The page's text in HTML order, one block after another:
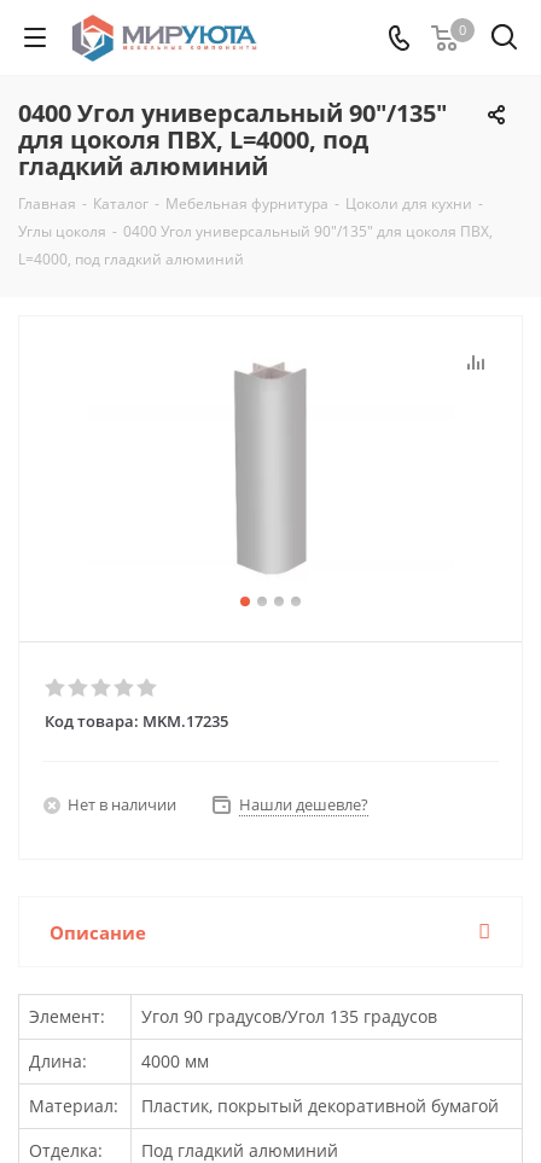
0
0400 Угол универсальный 90"/135"
для цоколя ПВХ, L=4000, под
гладкий алюминий
Главная - Каталог - Мебельная фурнитура - Цоколи для кухни -
Углы цоколя - 0400 Угол универсальный 90"/135" для цоколя ПВХ,
L=4000, под гладкий алюминий
Код товара: MKM.17235
Нет в наличии Нашли дешевле?
Описание
Элемент:
Угол 90 градусов/Угол 135 градусов
Длина:
4000 мм
Материал:
Пластик, покрытый декоративной бумагой
Отделка:
Под гладкий алюминий